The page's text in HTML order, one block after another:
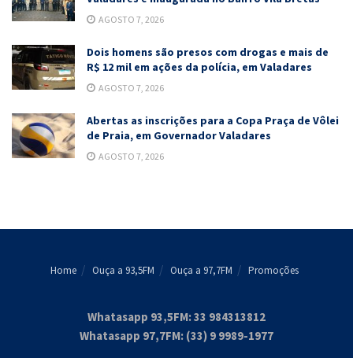
AGOSTO 7, 2026
Dois homens são presos com drogas e mais de
R$ 12 mil em ações da polícia, em Valadares
AGOSTO 7, 2026
Abertas as inscrições para a Copa Praça de Vôlei
de Praia, em Governador Valadares
AGOSTO 7, 2026
Home Ouça a 93,5FM Ouça a 97,7FM Promoções
Whatasapp 93,5FM: 33 984313812
Whatasapp 97,7FM: (33) 9 9989-1977